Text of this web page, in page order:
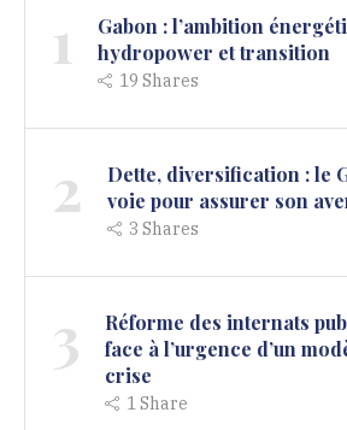
1
Gabon : l’ambition
hydropower et transition
19 Shares
2
Dette, diversification : le
voie pour assurer son
3 Shares
3
Réforme des internats
face à l’urgence d’un
crise
1Share